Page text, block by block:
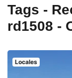
Tags -
rd1508 -
Locales